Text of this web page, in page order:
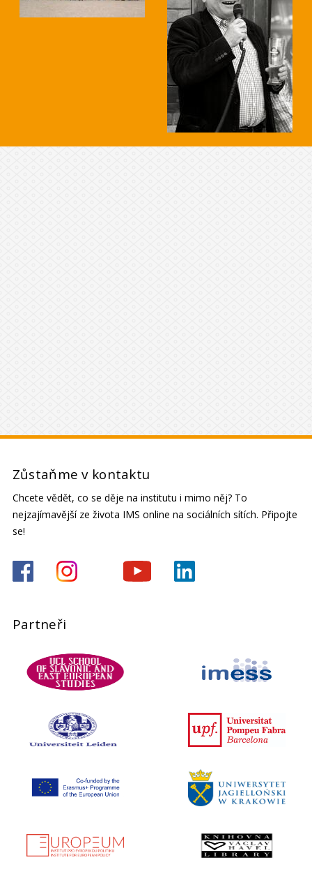
Zůstaňme v kontaktu
Chcete vědět, co se děje na institutu i mimo něj? To
nejzajímavější ze života IMS online na sociálních sítích. Připojte
se!
Partneři